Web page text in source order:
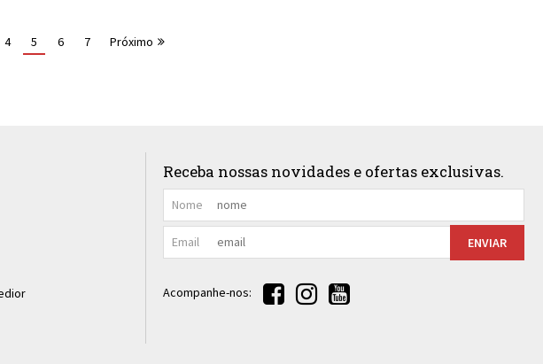
4 5 6 7 Próximo
Receba nossas novidades e ofertas exclusivas.
Nome
Email ENVIAR
Acompanhe-nos: